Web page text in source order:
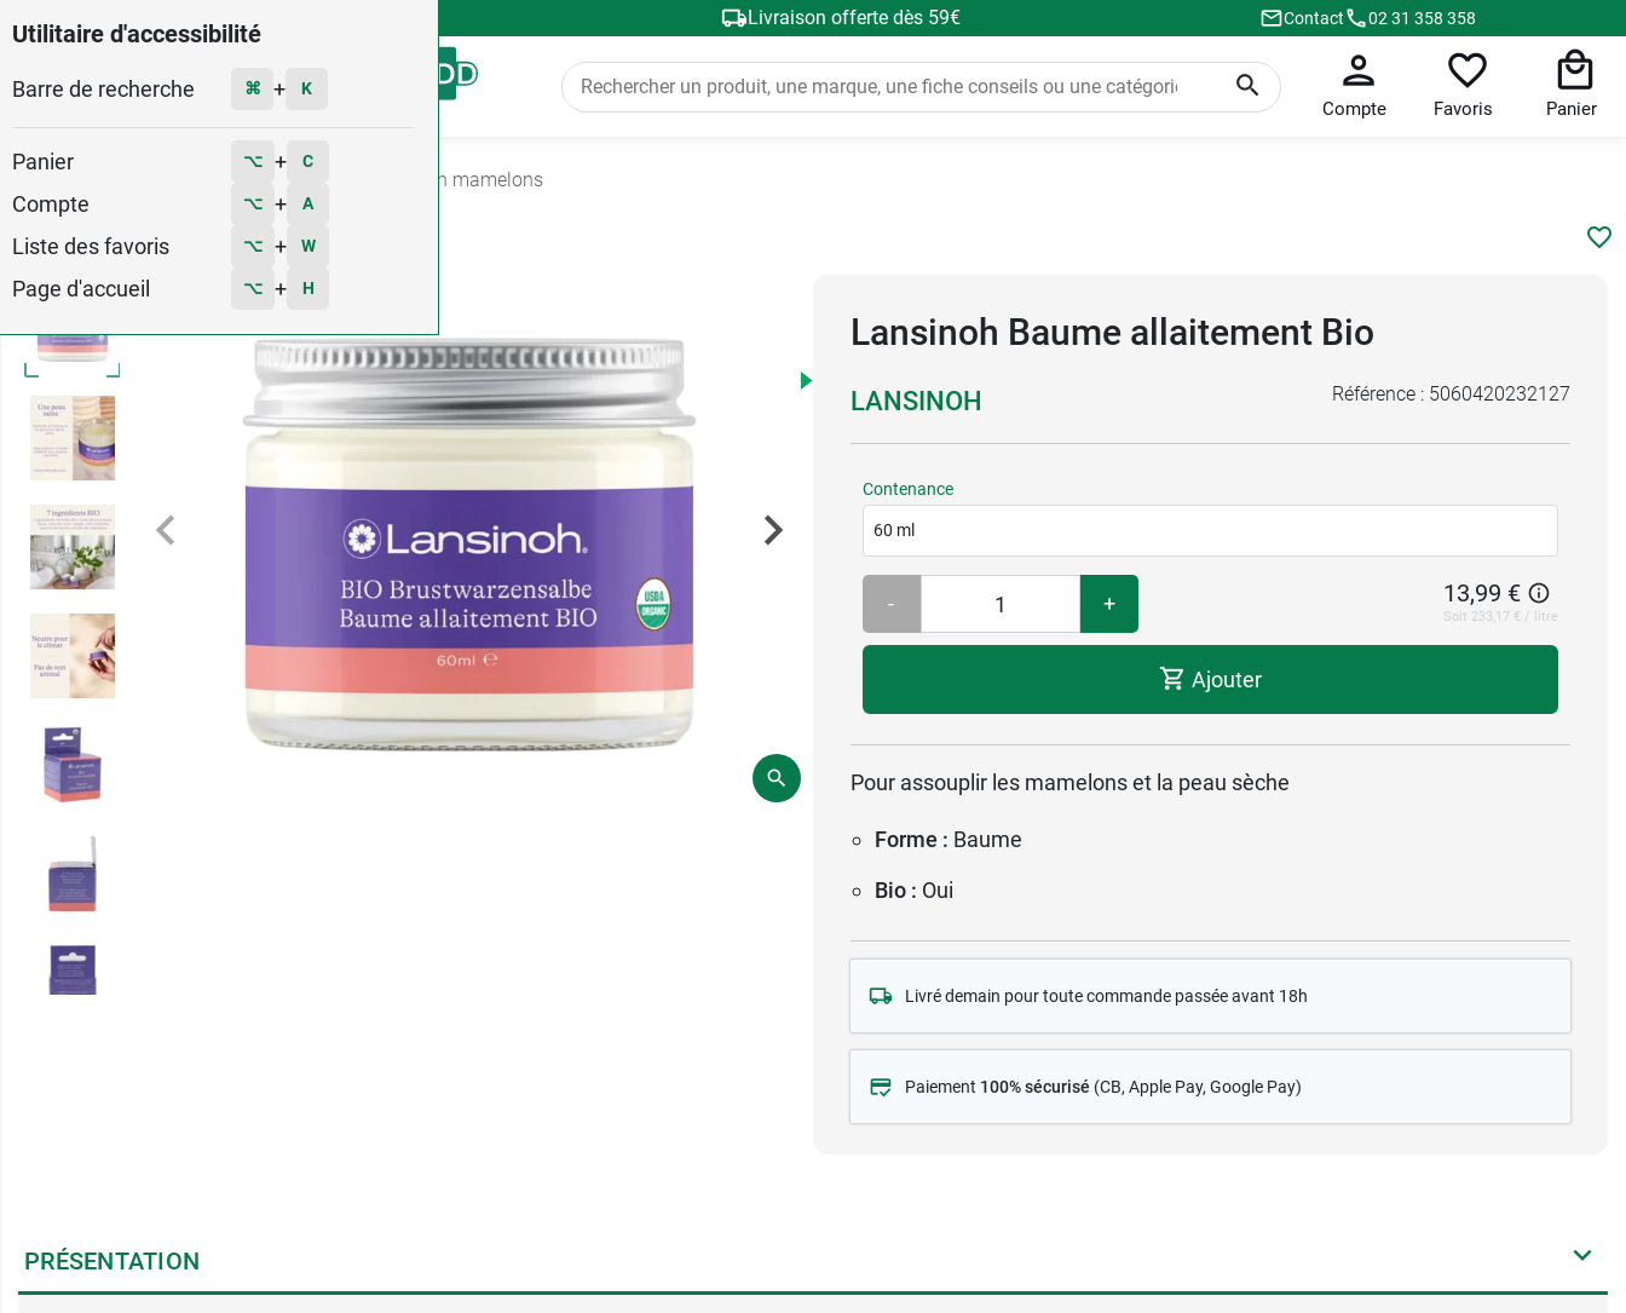
Utilitaire d'accessibilité
Barre de recherche ⌘ + K
Panier ⌥ + C
Compte ⌥ + A
Liste des favoris ⌥ + W
Page d'accueil ⌥ + H
Livraison offerte dès 59€ Contact 02 31 358 358
Menu
Compte Favoris Panier
Soin mamelons
3
Lansinoh Baume allaitement Bio
LANSINOH Référence : 5060420232127
Contenance
60 ml
- + 13,99 €
Soit 233,17 € / litre
Ajouter
Pour assouplir les mamelons et la peau sèche
Forme : Baume
Bio : Oui
Livré demain pour toute commande passée avant 18h
Paiement 100% sécurisé (CB, Apple Pay, Google Pay)
PRÉSENTATION